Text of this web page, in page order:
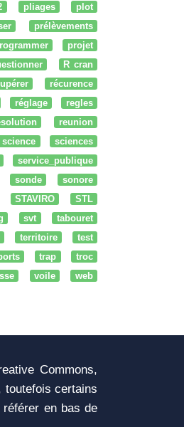
pliages
plot
prélèvements
projet
R cran
récurence
réglage
regles
reunion
science
sciences
service_publique
sonde
sonore
STAVIRO
STL
svt
tabouret
territoire
test
trap
troc
voile web
Commons,
toutefois certains
en bas de